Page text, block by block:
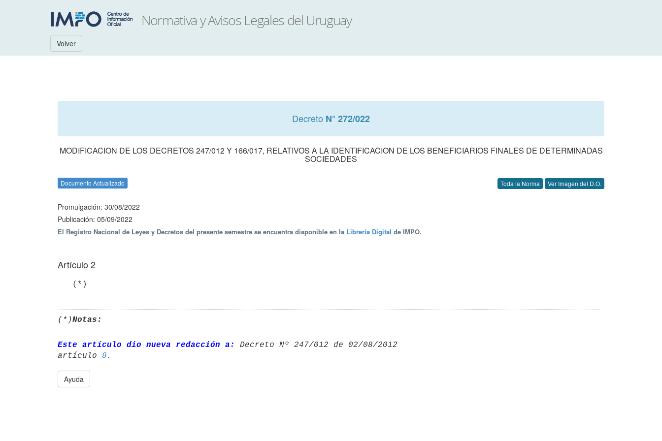
Volver
Decreto N° 272/022
MODIFICACION DE LOS DECRETOS 247/012 Y 166/017, RELATIVOS A LA IDENTIFICACION DE LOS BENEFICIARIOS FINALES DE DETERMINADAS
SOCIEDADES
Documento Actualizado Toda la Norma Ver Imagen del D.O.
Promulgación: 30/08/2022
Publicación: 05/09/2022
El Registro Nacional de Leyes y Decretos del presente semestre se encuentra disponible en la Librería Digital de IMPO.
Artículo 2
   (*)
(*)Notas:
Este artículo dio nueva redacción a:
Decreto Nº 247/012 de 02/08/2012
artículo 8
Ayuda